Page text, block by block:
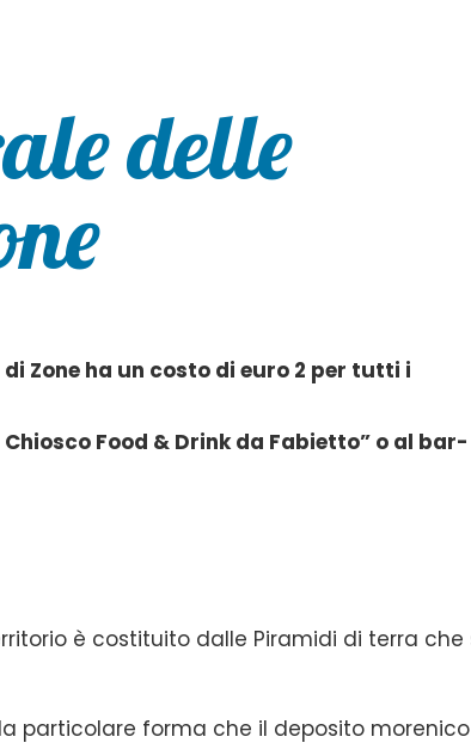
delle
Zone ha un costo di euro 2 per tutti i
Food & Drink da Fabietto” o al bar-
è costituito dalle Piramidi di terra che
particolare forma che il deposito